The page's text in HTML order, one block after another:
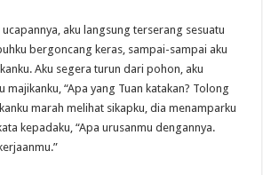
aku langsung terserang sesuatu
bergoncang keras, sampai-sampai aku
Aku segera turun dari pohon, aku
“Apa yang Tuan katakan? Tolong
marah melihat sikapku, dia menamparku
kepadaku, “Apa urusanmu dengannya.